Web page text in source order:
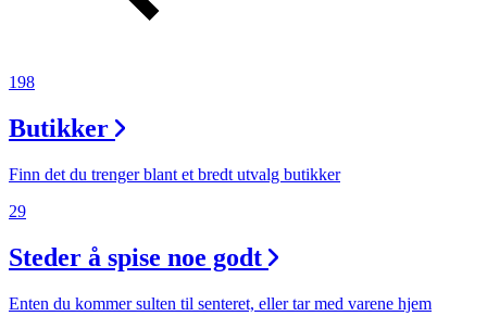
198
Butikker
Finn det du trenger blant et bredt utvalg butikker
29
Steder å spise noe godt
Enten du kommer sulten til senteret, eller tar med varene hjem